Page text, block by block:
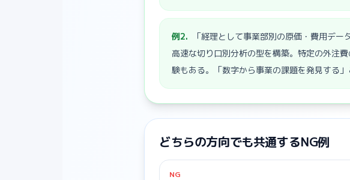
例2.
「経理として事業部別の原価・費用デ
高速な切り口別分析の型を構築。特定の外注
験もある。「数字から事業の課題を発見する
どちらの方向でも共通するNG例
NG